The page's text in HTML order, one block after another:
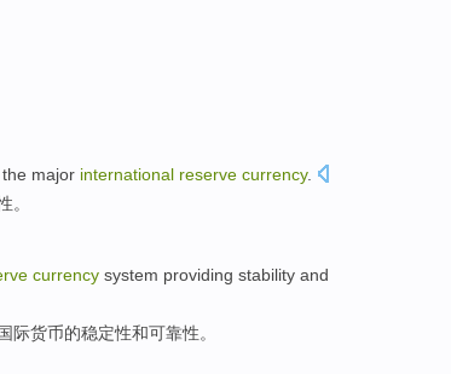
the major international reserve currency.
。
currency system providing stability and
际货币的稳定性和可靠性。